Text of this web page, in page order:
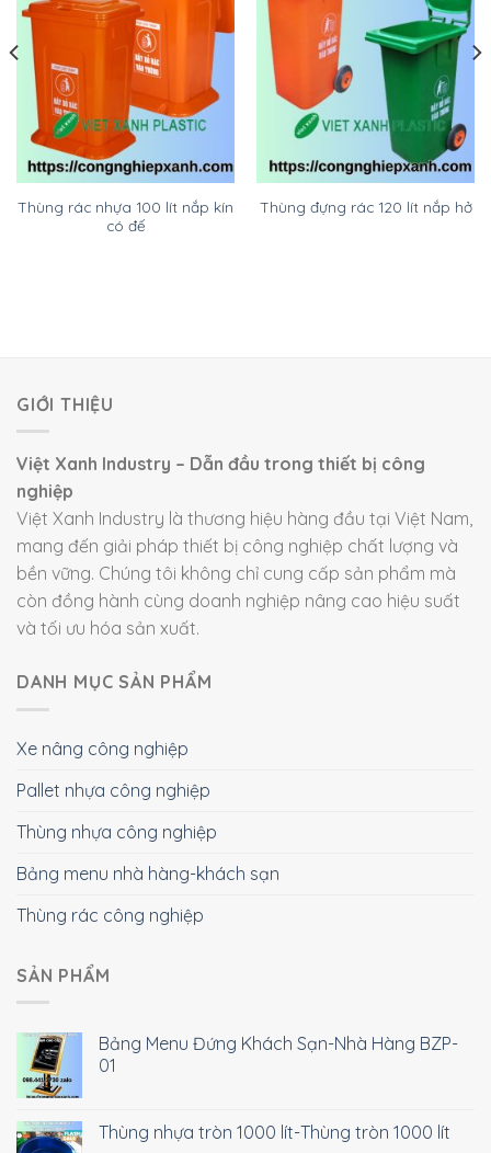
Thùng rác nhựa 100 lít nắp kín
có đế
Thùng đựng rác 120 lít nắp hở
GIỚI THIỆU
Việt Xanh Industry – Dẫn đầu trong thiết bị công
nghiệp
Việt Xanh Industry là thương hiệu hàng đầu tại Việt Nam,
mang đến giải pháp thiết bị công nghiệp chất lượng và
bền vững. Chúng tôi không chỉ cung cấp sản phẩm mà
còn đồng hành cùng doanh nghiệp nâng cao hiệu suất
và tối ưu hóa sản xuất.
DANH MỤC SẢN PHẨM
Xe nâng công nghiệp
Pallet nhựa công nghiệp
Thùng nhựa công nghiệp
Bảng menu nhà hàng-khách sạn
Thùng rác công nghiệp
SẢN PHẨM
Bảng Menu Đứng Khách Sạn-Nhà Hàng BZP-
01
Thùng nhựa tròn 1000 lít-Thùng tròn 1000 lít